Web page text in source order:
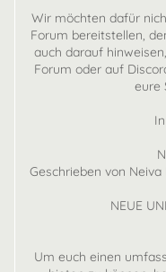
Wir möchten dafür
Forum bereitstellen,
auch darauf
Forum oder auf
eure
Geschrieben von Neiva
NEUE
Um euch einen